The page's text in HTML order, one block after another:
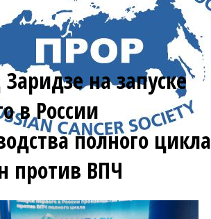
на запуске
в России
полного цикла
против ВПЧ